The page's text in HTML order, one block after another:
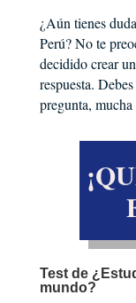
¿Aún tienes
Perú? No te
decidido crear
respuesta.
pregunta,
Test de
mundo?